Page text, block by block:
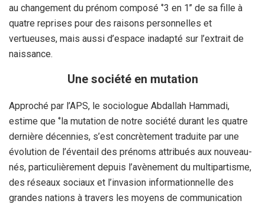
au changement du prénom composé ‘’3 en 1’’ de sa fille à
quatre reprises pour des raisons personnelles et
vertueuses, mais aussi d’espace inadapté sur l’extrait de
naissance.
Une société en mutation
Approché par l’APS, le sociologue Abdallah Hammadi,
estime que ‘’la mutation de notre société durant les quatre
dernière décennies, s’est concrètement traduite par une
évolution de l’éventail des prénoms attribués aux nouveau-
nés, particulièrement depuis l’avènement du multipartisme,
des réseaux sociaux et l’invasion informationnelle des
grandes nations à travers les moyens de communication